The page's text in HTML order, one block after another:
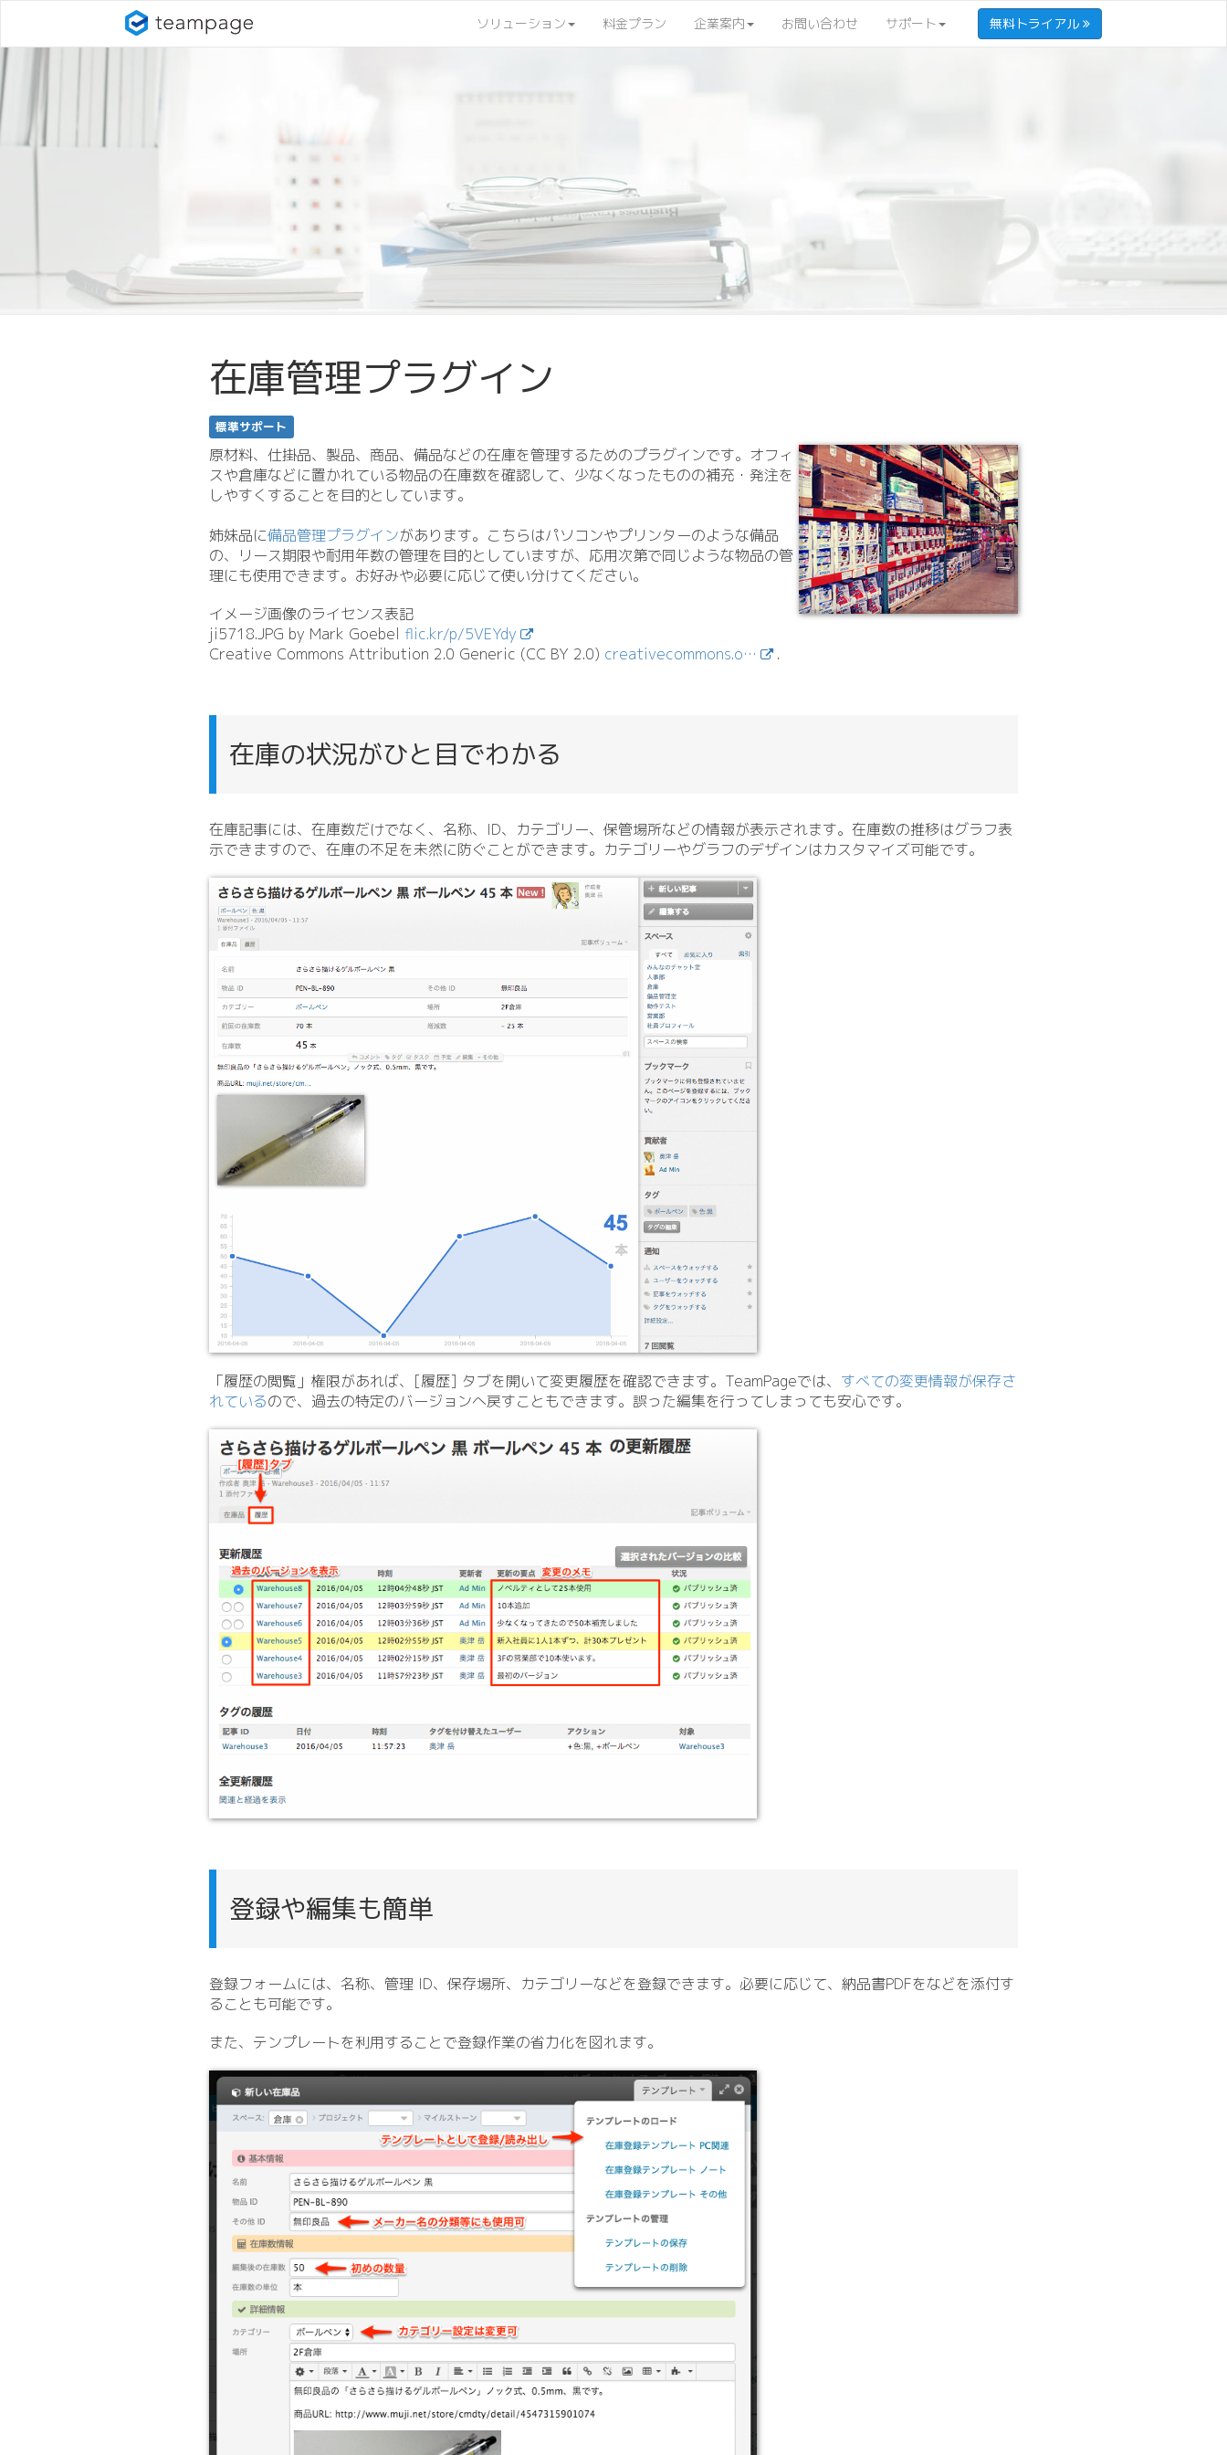
ソリューション 料金プラン 企業案内 お問い合わせ サポート 無料トライアル
在庫管理プラグイン
標準サポート
原材料、仕掛品、製品、商品、備品などの在庫を管理するためのプラグインです。オフィ
スや倉庫などに置かれている物品の在庫数を確認して、少なくなったものの補充・発注を
しやすくすることを目的としています。
姉妹品に備品管理プラグインがあります。こちらはパソコンやプリンターのような備品
の、リース期限や耐用年数の管理を目的としていますが、応用次第で同じような物品の管
理にも使用できます。お好みや必要に応じて使い分けてください。
イメージ画像のライセンス表記
ji5718.JPG by Mark Goebel flic.kr/p/5VEYdy
Creative Commons Attribution 2.0 Generic (CC BY 2.0) creativecommons.o… .
在庫の状況がひと目でわかる
在庫記事には、在庫数だけでなく、名称、ID、カテゴリー、保管場所などの情報が表示されます。在庫数の推移はグラフ表
示できますので、在庫の不足を未然に防ぐことができます。カテゴリーやグラフのデザインはカスタマイズ可能です。
「履歴の閲覧」権限があれば、[履歴] タブを開いて変更履歴を確認できます。TeamPageでは、 すべての変更情報が保存さ
れているので、過去の特定のバージョンへ戻すこともできます。誤った編集を行ってしまっても安心です。
登録や編集も簡単
登録フォームには、名称、管理 ID、保存場所、カテゴリーなどを登録できます。必要に応じて、納品書PDFをなどを添付す
ることも可能です。
また、テンプレートを利用することで登録作業の省力化を図れます。